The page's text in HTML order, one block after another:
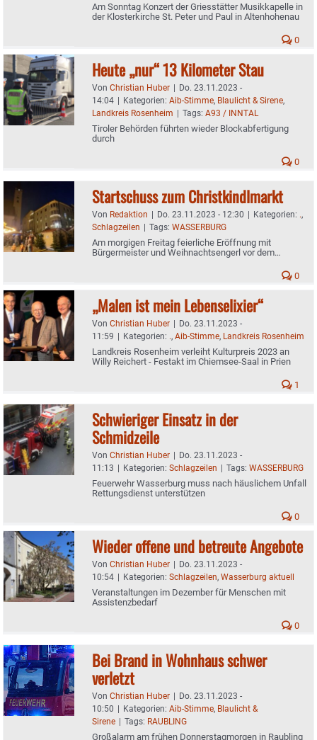
Am Sonntag Konzert der Griesstätter Musikkapelle in
der Klosterkirche St. Peter und Paul in Altenhohenau
0
Heute „nur“ 13 Kilometer Stau
Von Christian Huber | Do. 23.11.2023 -
14:04 | Kategorien: Aib-Stimme, Blaulicht & Sirene,
Landkreis Rosenheim | Tags: A93 / INNTAL
Tiroler Behörden führten wieder Blockabfertigung
durch
0
Startschuss zum Christkindlmarkt
Von Redaktion | Do. 23.11.2023 - 12:30 | Kategorien: .,
Schlagzeilen | Tags: WASSERBURG
Am morgigen Freitag feierliche Eröffnung mit
Bürgermeister und Weihnachtsengerl vor dem
0
„Malen ist mein Lebenselixier“
Von Christian Huber | Do. 23.11.2023 -
11:59 | Kategorien: ., Aib-Stimme, Landkreis Rosenheim
Landkreis Rosenheim verleiht Kulturpreis 2023 an
Willy Reichert - Festakt im Chiemsee-Saal in Prien
1
Schwieriger Einsatz in der
Schmidzeile
Von Christian Huber | Do. 23.11.2023 -
11:13 | Kategorien: Schlagzeilen | Tags: WASSERBURG
Feuerwehr Wasserburg muss nach häuslichem Unfall
Rettungsdienst unterstützen
0
Wieder offene und betreute Angebote
Von Christian Huber | Do. 23.11.2023 -
10:54 | Kategorien: Schlagzeilen, Wasserburg aktuell
Veranstaltungen im Dezember für Menschen mit
Assistenzbedarf
0
Bei Brand in Wohnhaus schwer
verletzt
Von Christian Huber | Do. 23.11.2023 -
10:50 | Kategorien: Aib-Stimme, Blaulicht &
Sirene | Tags: RAUBLING
Großalarm am frühen Donnerstagmorgen in Raubling